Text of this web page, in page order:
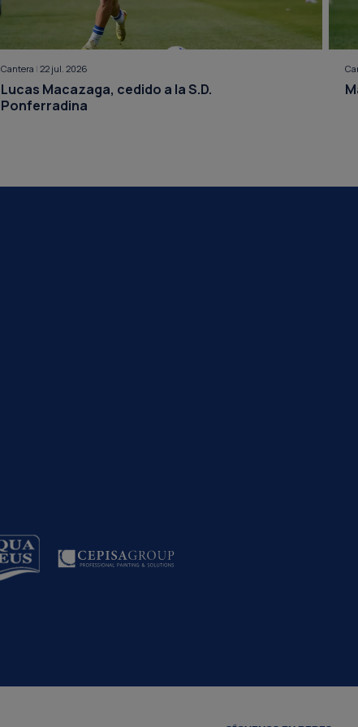
Cantera | 22 jul. 2026
Lucas Macazaga, cedido a la S.D.
Ponferradina